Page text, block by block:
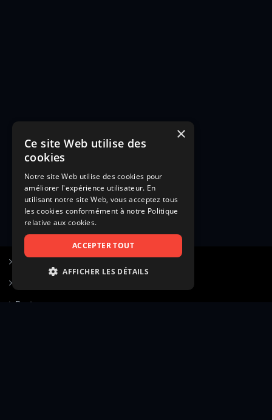
Poster une annonce
×
Ce site Web utilise des
cookies
Notre site Web utilise des cookies pour
améliorer l'expérience utilisateur. En
utilisant notre site Web, vous acceptez tous
les cookies conformément à notre Politique
relative aux cookies.
ACCEPTER TOUT
AFFICHER LES DÉTAILS